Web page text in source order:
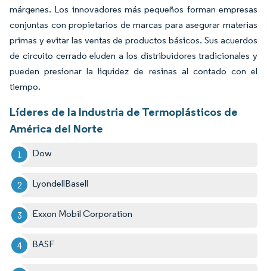
márgenes. Los innovadores más pequeños forman empresas
conjuntas con propietarios de marcas para asegurar materias
primas y evitar las ventas de productos básicos. Sus acuerdos
de circuito cerrado eluden a los distribuidores tradicionales y
pueden presionar la liquidez de resinas al contado con el
tiempo.
Líderes de la Industria de Termoplásticos de
América del Norte
Dow
LyondellBasell
Exxon Mobil Corporation
BASF